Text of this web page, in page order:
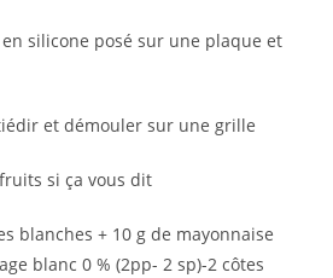
silicone posé sur une plaque et
et démouler sur une grille
si ça vous dit
blanches + 10 g de mayonnaise
blanc 0 % (2pp- 2 sp)-2 côtes